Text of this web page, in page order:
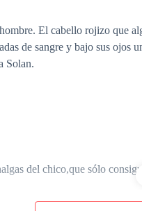
El cabello rojizo que
de sangre y bajo sus
Solan.
del chico,que sólo